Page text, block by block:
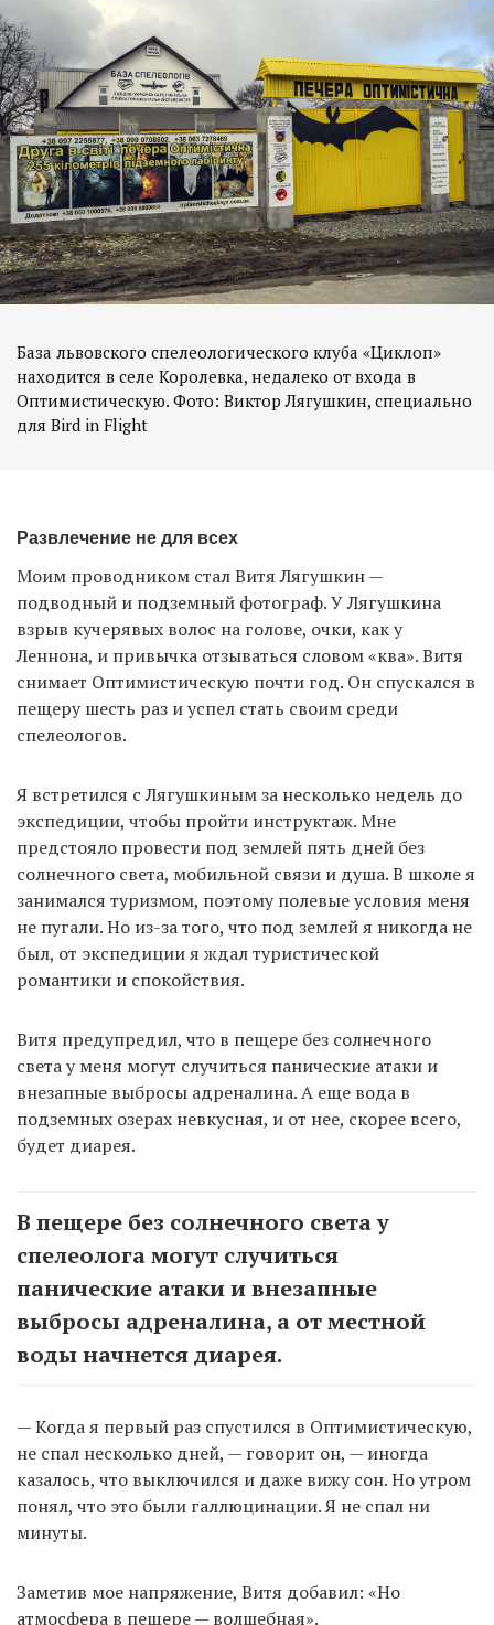
База львовского спелеологического клуба «Циклоп»
находится в селе Королевка, недалеко от входа в
Оптимистическую. Фото: Виктор Лягушкин, специально
для Bird in Flight
Развлечение не для всех
Моим проводником стал Витя Лягушкин —
подводный и подземный фотограф. У Лягушкина
взрыв кучерявых волос на голове, очки, как у
Леннона, и привычка отзываться словом «ква». Витя
снимает Оптимистическую почти год. Он спускался в
пещеру шесть раз и успел стать своим среди
спелеологов.
Я встретился с Лягушкиным за несколько недель до
экспедиции, чтобы пройти инструктаж. Мне
предстояло провести под землей пять дней без
солнечного света, мобильной связи и душа. В школе я
занимался туризмом, поэтому полевые условия меня
не пугали. Но из-за того, что под землей я никогда не
был, от экспедиции я ждал туристической
романтики и спокойствия.
Витя предупредил, что в пещере без солнечного
света у меня могут случиться панические атаки и
внезапные выбросы адреналина. А еще вода в
подземных озерах невкусная, и от нее, скорее всего,
будет диарея.
В пещере без солнечного света у
спелеолога могут случиться
панические атаки и внезапные
выбросы адреналина, а от местной
воды начнется диарея.
— Когда я первый раз спустился в Оптимистическую,
не спал несколько дней, — говорит он, — иногда
казалось, что выключился и даже вижу сон. Но утром
понял, что это были галлюцинации. Я не спал ни
минуты.
Заметив мое напряжение, Витя добавил: «Но
атмосфера в пещере — волшебная».